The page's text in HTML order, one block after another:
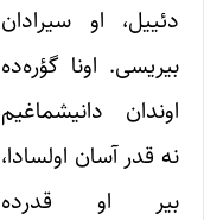
دئییل، او سیرادان
بیریسی. اونا گؤره‌ده
اوندان دانیشماغیم
نه قدر آسان اولسادا،
بیر او قدرده